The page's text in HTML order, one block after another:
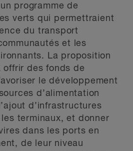
programme de
verts qui permettraient
du transport
et les
La proposition
offrir des fonds de
le développement
d’alimentation
d’infrastructures
terminaux, et donner
dans les ports en
de leur niveau